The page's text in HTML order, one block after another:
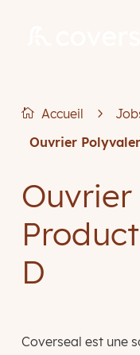
 Accueil 5
Ouvrier
D
Coverseal est une